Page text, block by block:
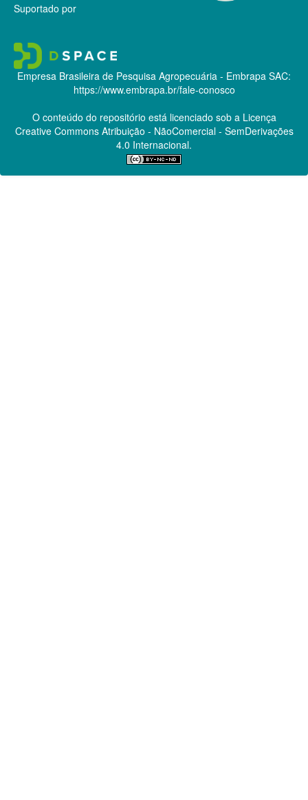
Suportado por
Empresa Brasileira de Pesquisa Agropecuária - Embrapa SAC:
https://www.embrapa.br/fale-conosco
O conteúdo do repositório está licenciado sob a Licença
Creative CommonsAtribuição - NãoComercial - SemDerivações
4.0 Internacional.